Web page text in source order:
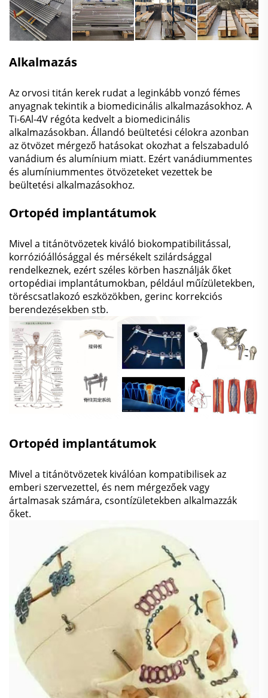
Alkalmazás
Az orvosi titán kerek rudat a leginkább vonzó fémes
anyagnak tekintik a biomedicinális alkalmazásokhoz. A
Ti-6Al-4V régóta kedvelt a biomedicinális
alkalmazásokban. Állandó beültetési célokra azonban
az ötvözet mérgező hatásokat okozhat a felszabaduló
vanádium és alumínium miatt. Ezért vanádiummentes
és alumíniummentes ötvözeteket vezettek be
beültetési alkalmazásokhoz.
Ortopéd implantátumok
Mivel a titánötvözetek kiváló biokompatibilitással,
korrózióállósággal és mérsékelt szilárdsággal
rendelkeznek, ezért széles körben használják őket
ortopédiai implantátumokban, például műízületekben,
töréscsatlakozó eszközökben, gerinc korrekciós
berendezésekben stb.
Ortopéd implantátumok
Mivel a titánötvözetek kiválóan kompatibilisek az
emberi szervezettel, és nem mérgezőek vagy
ártalmasak számára, csontízületekben alkalmazzák
őket.